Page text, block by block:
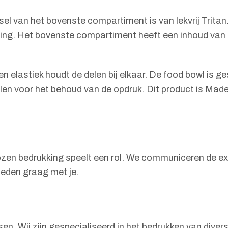
van het bovenste compartiment is van lekvrij
Het bovenste compartiment heeft een inhoud
elastiek houdt de delen bij elkaar. De food bowl is
voor het behoud van de opdruk. Dit product is
bedrukking speelt een rol. We communiceren de
graag met je.